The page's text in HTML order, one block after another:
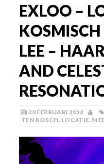
EXLOO –
LEE –
AND
20 FEBRUARI 2018
TEN BOSCH, LOCATIE,